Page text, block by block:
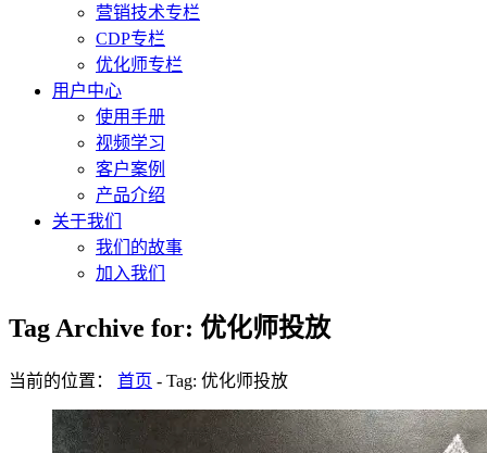
营销技术专栏
CDP专栏
优化师专栏
用户中心
使用手册
视频学习
客户案例
产品介绍
关于我们
我们的故事
加入我们
Tag Archive for: 优化师投放
当前的位置： 首页 - Tag: 优化师投放